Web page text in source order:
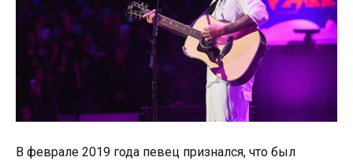
В феврале 2019 года певец признался, что был